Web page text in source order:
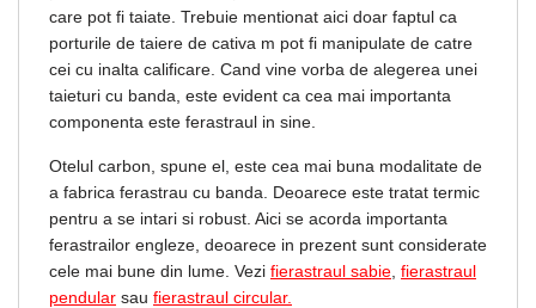
care pot fi taiate. Trebuie mentionat aici doar faptul ca
porturile de taiere de cativa m pot fi manipulate de catre
cei cu inalta calificare. Cand vine vorba de alegerea unei
taieturi cu banda, este evident ca cea mai importanta
componenta este ferastraul in sine.
Otelul carbon, spune el, este cea mai buna modalitate de
a fabrica ferastrau cu banda. Deoarece este tratat termic
pentru a se intari si robust. Aici se acorda importanta
ferastrailor engleze, deoarece in prezent sunt considerate
cele mai bune din lume. Vezi fierastraul sabie fierastraul
pendular sau fierastraul circular.